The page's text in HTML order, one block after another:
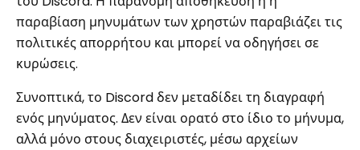
παραβίαση μηνυμάτων των χρηστών παραβιάζει τις
πολιτικές απορρήτου και μπορεί να οδηγήσει σε
κυρώσεις.
Συνοπτικά, το Discord δεν μεταδίδει τη διαγραφή
ενός μηνύματος. Δεν είναι ορατό στο ίδιο το μήνυμα,
αλλά μόνο στους διαχειριστές, μέσω αρχείων